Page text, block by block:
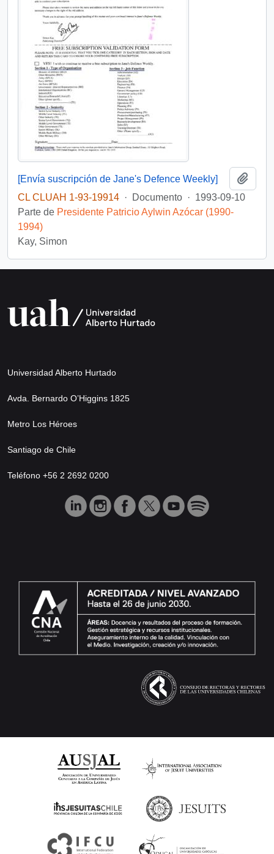
[Envía suscripción de Jane's Defence Weekly]
CL CLUAH 1-93-19914 · Documento · 1993-09-10
Parte de Presidente Patricio Aylwin Azócar (1990-
1994)
Kay, Simon
Universidad Alberto Hurtado
Avda. Bernardo O’Higgins 1825
Metro Los Héroes
Santiago de Chile
Teléfono +56 2 2692 0200